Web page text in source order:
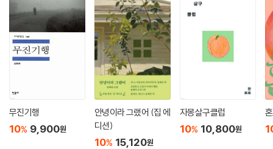
몸을 누이고 쉴 수 있는 집을 얻으려 애썼던 노인 ‘작은 노마’다. 어려서 홍
수로 어머니를 잃은 작은 노마는 비바람을 피할 수 있는 집을 갖는 것이 소
원이다. 아버지와 동냥을 다니며 별이 무성하게 뜬 밤하늘을 이불삼아 생
활하던 그에게 나무는 꿈꿔오던 이층집의 다락방이 되어준다. 그가 나무
위에 올라 잠이 드는 것은 하늘에 있는 어머니와 가까워지고픈 소망 때문
“이곳은 이층이에요, 아버지.”
그는 나뭇잎들 속에서 소리를 지르곤 했었다.
“아버지는 일층에서 주무시구요.”
무진기행
10% 9,900원
안녕이라 그랬어 (집 에
디션)
10% 15,120원
자몽살구클럽
10% 10,800원